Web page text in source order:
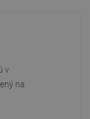
v
na